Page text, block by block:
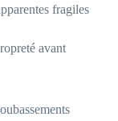
fragiles
avant